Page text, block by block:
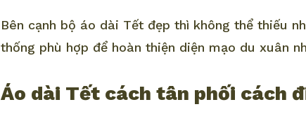
Bên cạnh bộ áo dài Tết đẹp thì không thể thiếu
thống phù hợp để hoàn thiện diện mạo du xuân
Áo dài Tết cách tân phối cách